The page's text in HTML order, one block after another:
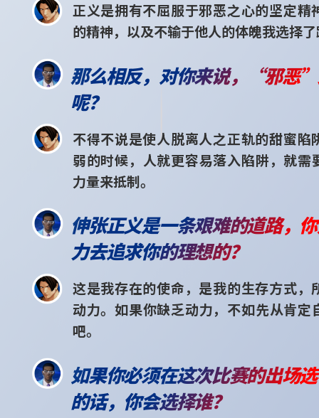
正义是拥有不屈服于邪恶之心的坚定精
的精神，以及不输于他人的体魄我选择
那么相反，对你来说，“邪恶
呢？
不得不说是使人脱离人之正轨的甜蜜陷
弱的时候，人就更容易落入陷阱，就需
力量来抵制。
伸张正义是一条艰难的道路，
力去追求你的理想的？
这是我存在的使命，是我的生存方式，
动力。如果你缺乏动力，不如先从肯定
吧。
如果你必须在这次比赛的出场
的话，你会选择谁？